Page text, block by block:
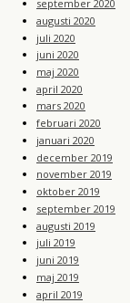
september 2020
augusti 2020
juli 2020
juni 2020
maj 2020
april 2020
mars 2020
februari 2020
januari 2020
december 2019
november 2019
oktober 2019
september 2019
augusti 2019
juli 2019
juni 2019
maj 2019
april 2019